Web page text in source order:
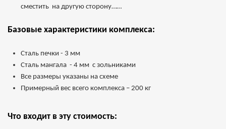
сместить на другую сторону……
Базовые характеристики комплекса:
Сталь печки - 3 мм
Сталь мангала - 4 мм с зольниками
Все размеры указаны на схеме
Примерный вес всего комплекса – 200 кг
Что входит в эту стоимость: